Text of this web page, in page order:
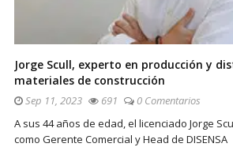
Jorge Scull, experto en producción y
materiales de construcción
Sep 11, 2023 691
0 Comentarios
A sus 44 años de edad, el licenciado Jorge
como Gerente Comercial y Head de DISENSA